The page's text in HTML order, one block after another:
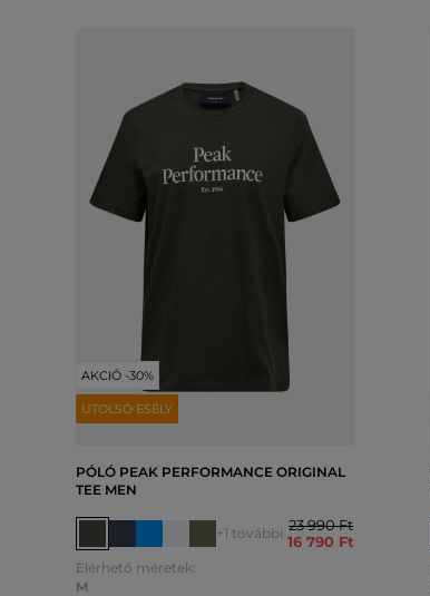
AKCIÓ -30%
UTOLSÓ ESÉLY
PÓLÓ PEAK PERFORMANCE ORIGINAL
TEE MEN
+1 további 23 990 Ft
16 790 Ft
Elérhető méretek:
M